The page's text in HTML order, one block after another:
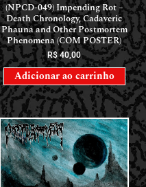
(NPCD-049) Impending Rot –
Death Chronology, Cadaveric
Phauna and Other Postmortem
Phenomena (COM POSTER)
R$40,00
Adicionar ao carrinho